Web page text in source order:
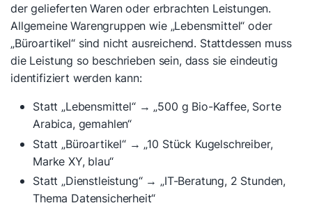
der gelieferten Waren oder erbrachten Leistungen.
Allgemeine Warengruppen wie „Lebensmittel“ oder
„Büroartikel“ sind nicht ausreichend. Stattdessen muss
die Leistung so beschrieben sein, dass sie eindeutig
identifiziert werden kann:
Statt „Lebensmittel“ → „500 g Bio-Kaffee, Sorte
Arabica, gemahlen“
Statt „Büroartikel“ → „10 Stück Kugelschreiber,
Marke XY, blau“
Statt „Dienstleistung“ → „IT-Beratung, 2 Stunden,
Thema Datensicherheit“